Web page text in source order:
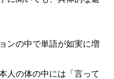
ンの中で単語が如実に増
人の体の中には「言って